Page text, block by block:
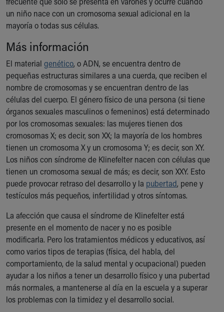
Ronald McDonald House Care Mobile
Health Centers
Symptom Checker
Financial Services
Price Estimates
Family Supports
Sports Health Services Provider for Akron Zips
New Parents
Find a Pediatrics Location
Find a Pediatrician
MyChart
Make an Appointment
Breastfeeding Medicine
Child Passenger Safety
Safe Sleep for Babies
Safe Sleep
About Akron Children's Pediatrics
Who We Are
Building a Brighter Future
Our Mission, Vision, Promise
Calendar of Events
Community Mission
Connect With Us
Our Culture of Caring
Newsroom
Our Leadership
un niño nace con un cromosoma sexual adicional en la
mayoría o todas sus células.
Más información
El material genético, o ADN, se encuentra dentro de
pequeñas estructuras similares a una cuerda, que reciben el
nombre de cromosomas y se encuentran dentro de las
células del cuerpo. El género físico de una persona (si tiene
órganos sexuales masculinos o femeninos) está determinado
por los cromosomas sexuales: las mujeres tienen dos
cromosomas X; es decir, son XX; la mayoría de los hombres
tienen un cromosoma X y un cromosoma Y; es decir, son XY.
Los niños con síndrome de Klinefelter nacen con células que
tienen un cromosoma sexual de más; es decir, son XXY. Esto
puede provocar retraso del desarrollo y la pubertad, pene y
testículos más pequeños, infertilidad y otros síntomas.
La afección que causa el síndrome de Klinefelter está
presente en el momento de nacer y no es posible
modificarla. Pero los tratamientos médicos y educativos, así
como varios tipos de terapias (física, del habla, del
comportamiento, de la salud mental y ocupacional) pueden
ayudar a los niños a tener un desarrollo físico y una pubertad
más normales, a mantenerse al día en la escuela y a superar
los problemas con la timidez y el desarrollo social.